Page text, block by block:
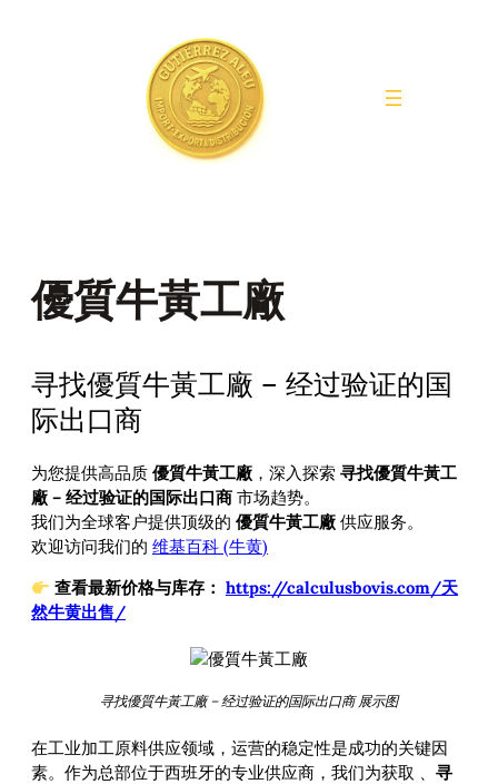
優質牛黃工廠
寻找優質牛黃工廠 – 经过验证的国
际出口商
为您提供高品质 優質牛黃工廠 ，深入探索 寻找優質牛黃工
廠 – 经过验证的国际出口商 市场趋势。
我们为全球客户提供顶级的 優質牛黃工廠 供应服务。
欢迎访问我们的 维基百科 (牛黄)
查看最新价格与库存： https://calculusbovis.com/天
然牛黄出售/
寻找優質牛黃工廠 – 经过验证的国际出口商 展示图
在工业加工原料供应领域，运营的稳定性是成功的关键因
素。作为总部位于西班牙的专业供应商，我们为获取 、 寻